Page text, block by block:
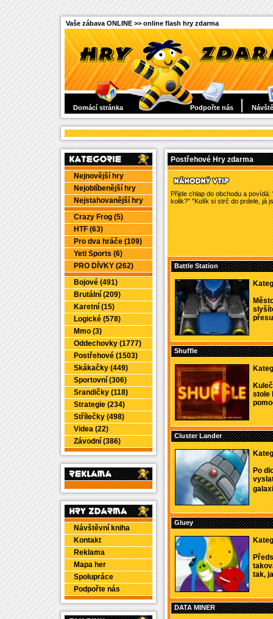
Vaše zábava ONLINE >> online flash hry zdarma
Domácí stránka Podpořte nás
Nejnovější hry
Nejoblíbenější hry
Nejstahovanější hry
Crazy Frog (5)
HTF (63)
Pro dva hráče (109)
Yeti Sports (6)
PRO DÍVKY (262)
Bojové (491)
Brutální (209)
Karetní (15)
Logické (578)
Mmo (3)
Oddechovky (1777)
Postřehové (1503)
Skákačky (449)
Sportovní (306)
Srandičky (118)
Strategie (234)
Střílečky (498)
Videa (22)
Závodní (386)
Návštěvní kniha
Kontakt
Reklama
Mapa her
Spolupráce
Podpořte nás
Postřehové Hry zdarma
Přijde chlap do obchodu a
kolik?" "Kolík si strč do prdele, já
Battle Station
Shuffle
stole
Cluster Lander
Po
Gluey
tak,
DATA MINER